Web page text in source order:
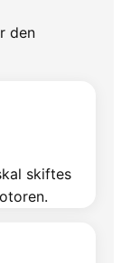
den
skiftes